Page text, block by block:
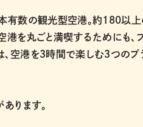
本有数の観光型空港。約180以
を丸ごと満喫するためにも、
空港を３時間で楽しむ３つの
ります。